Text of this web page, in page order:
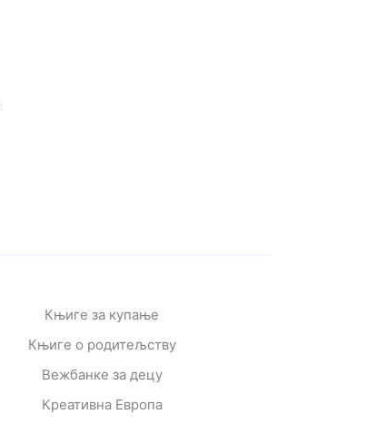
Књиге за купање
Књиге о родитељству
Вежбанке за децу
Креативна Европа